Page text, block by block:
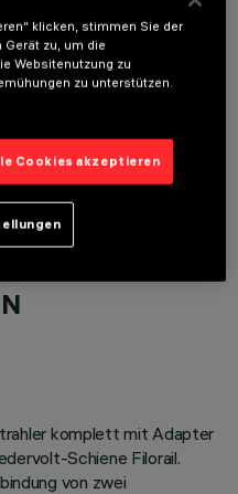
komplett mit Adapter
Schiene Filorail.
von zwei
klicken, stimmen Sie der
zu, um die
Websitenutzung zu
zu unterstützen.
Cookies akzeptieren